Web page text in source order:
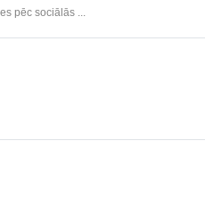
pēc sociālās ...